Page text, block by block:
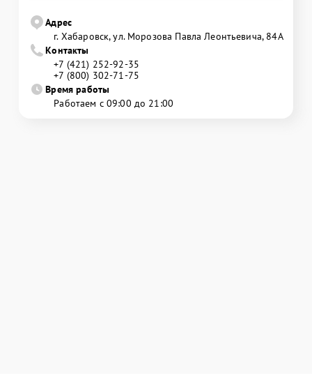
Адрес
г. Хабаровск, ул. Морозова Павла Леонтьевича, 84А
Контакты
+7 (421) 252-92-35
+7 (800) 302-71-75
Время работы
Работаем с 09:00 до 21:00